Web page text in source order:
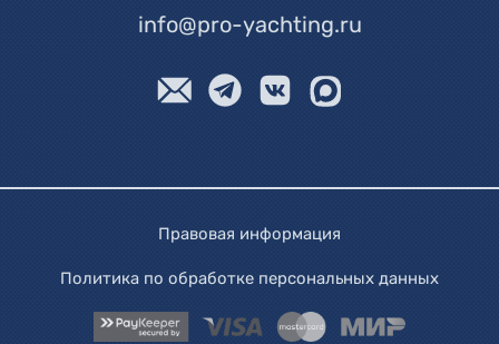
info@pro-yachting.ru
Правовая информация
Политика по обработке персональных данных